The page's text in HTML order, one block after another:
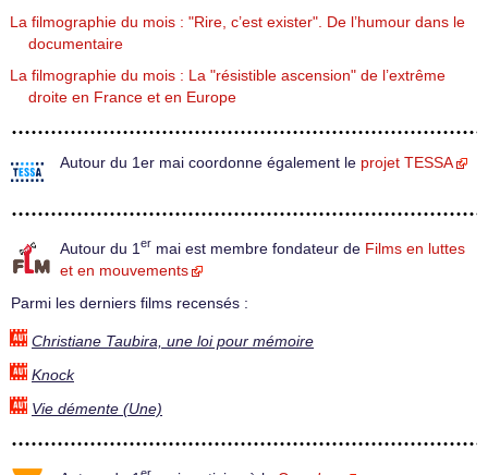
La filmographie du mois : "Rire, c’est exister". De l’humour dans le
documentaire
La filmographie du mois : La "résistible ascension" de l’extrême
droite en France et en Europe
Autour du 1er mai coordonne également le projet TESSA
Autour du 1 er mai est membre fondateur de Films en luttes
et en mouvements
Parmi les derniers films recensés :
Christiane Taubira, une loi pour mémoire
Knock
Vie démente (Une)